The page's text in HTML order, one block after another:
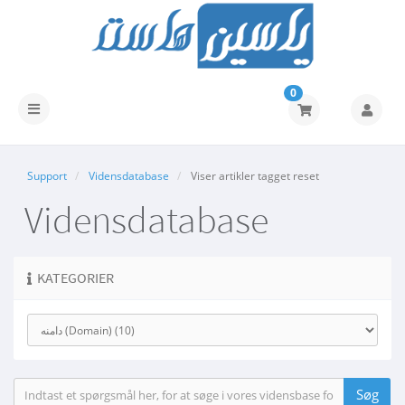
Skift
0
Support Vidensdatabase Viser artikler tagget reset
Vidensdatabase
KATEGORIER